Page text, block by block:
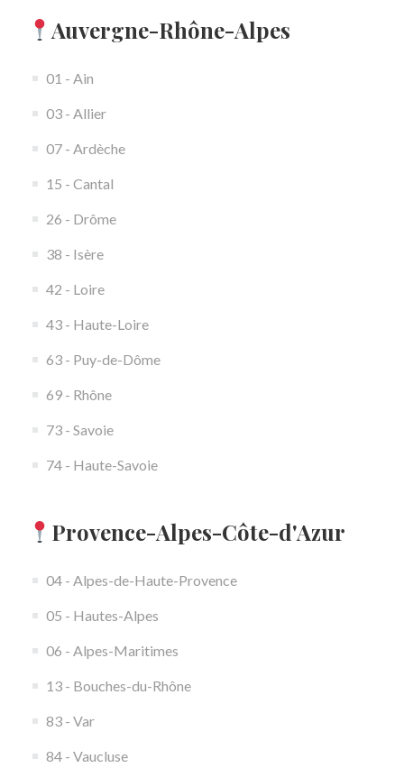
Auvergne-Rhône-Alpes
01 - Ain
03 - Allier
07 - Ardèche
15 - Cantal
26 - Drôme
38 - Isère
42 - Loire
43 - Haute-Loire
63 - Puy-de-Dôme
69 - Rhône
73 - Savoie
74 - Haute-Savoie
Provence-Alpes-Côte-d'Azur
04 - Alpes-de-Haute-Provence
05 - Hautes-Alpes
06 - Alpes-Maritimes
13 - Bouches-du-Rhône
83 - Var
84 - Vaucluse